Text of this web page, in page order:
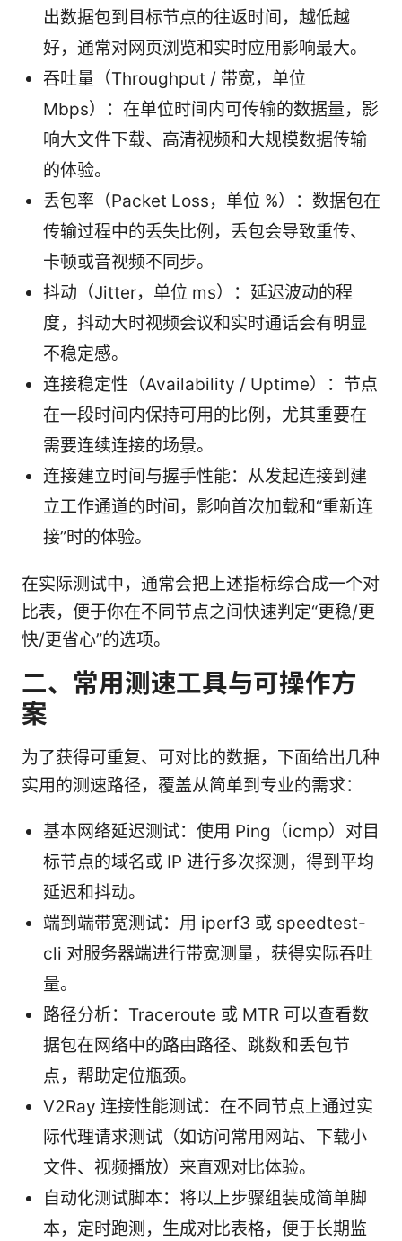
出数据包到目标节点的往返时间，越低越
好，通常对网页浏览和实时应用影响最大。
吞吐量（Throughput / 带宽，单位
Mbps）：在单位时间内可传输的数据量，影
响大文件下载、高清视频和大规模数据传输
的体验。
丢包率（Packet Loss，单位 %）：数据包在
传输过程中的丢失比例，丢包会导致重传、
卡顿或音视频不同步。
抖动（Jitter，单位 ms）：延迟波动的程
度，抖动大时视频会议和实时通话会有明显
不稳定感。
连接稳定性（Availability / Uptime）：节点
在一段时间内保持可用的比例，尤其重要在
需要连续连接的场景。
连接建立时间与握手性能：从发起连接到建
立工作通道的时间，影响首次加载和“重新连
接”时的体验。
在实际测试中，通常会把上述指标综合成一个对
比表，便于你在不同节点之间快速判定“更稳/更
快/更省心”的选项。
二、常用测速工具与可操作方
案
为了获得可重复、可对比的数据，下面给出几种
实用的测速路径，覆盖从简单到专业的需求：
基本网络延迟测试：使用 Ping（icmp）对目
标节点的域名或 IP 进行多次探测，得到平均
延迟和抖动。
端到端带宽测试：用 iperf3 或 speedtest-
cli 对服务器端进行带宽测量，获得实际吞吐
量。
路径分析：Traceroute 或 MTR 可以查看数
据包在网络中的路由路径、跳数和丢包节
点，帮助定位瓶颈。
V2Ray 连接性能测试：在不同节点上通过实
际代理请求测试（如访问常用网站、下载小
文件、视频播放）来直观对比体验。
自动化测试脚本：将以上步骤组装成简单脚
本，定时跑测，生成对比表格，便于长期监